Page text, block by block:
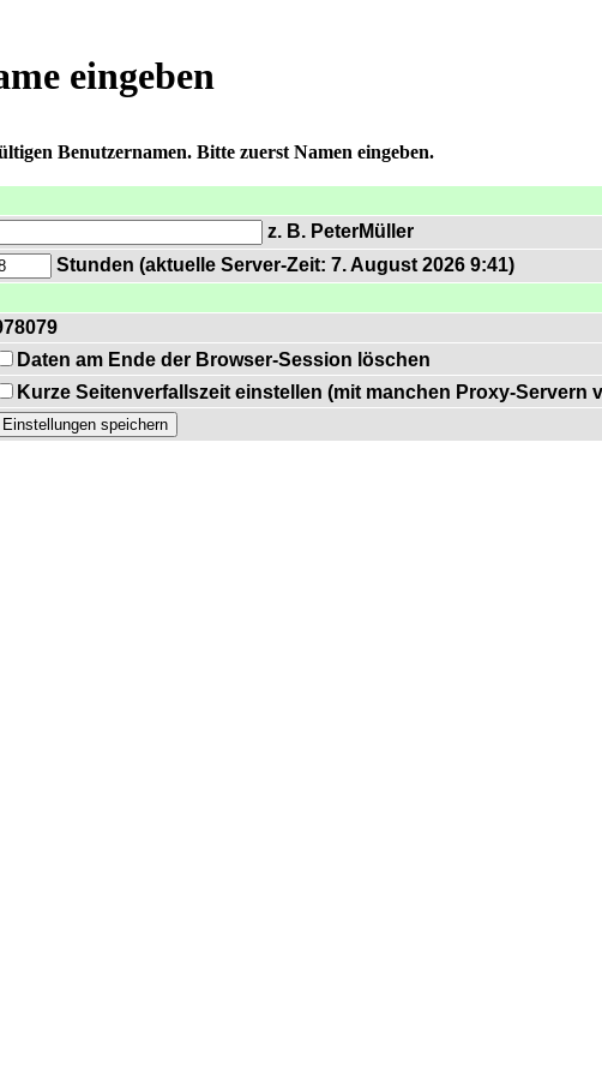
eingeben
Benutzernamen. Bitte zuerst Namen eingeben.
z. B. PeterMüller
Stunden (aktuelle Server-Zeit: 7. August 2026 9:41)
Daten am Ende der Browser-Session löschen
Kurze Seitenverfallszeit einstellen (mit manchen Proxy-Servern